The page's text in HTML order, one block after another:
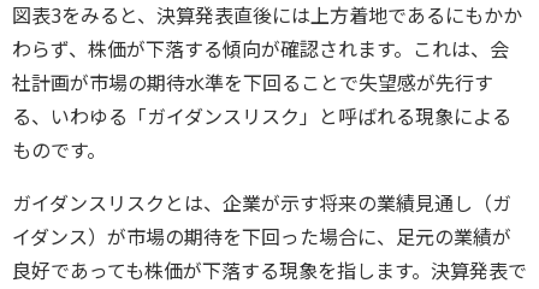
図表3をみると、決算発表直後には上方着地であるにもかか
わらず、株価が下落する傾向が確認されます。これは、会
社計画が市場の期待水準を下回ることで失望感が先行す
る、いわゆる「ガイダンスリスク」と呼ばれる現象による
ものです。
ガイダンスリスクとは、企業が示す将来の業績見通し（ガ
イダンス）が市場の期待を下回った場合に、足元の業績が
良好であっても株価が下落する現象を指します。決算発表で